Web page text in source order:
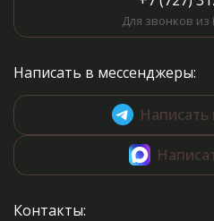
Для звонков из
Написать в мессенджеры:
Написать
Контакты: